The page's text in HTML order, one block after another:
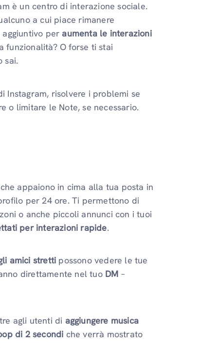
è un centro di interazione sociale.
a cui piace rimanere
per aumenta le interazioni
funzionalità? O forse ti stai
sai.
Instagram, risolvere i problemi se
o limitare le Note, se necessario.
che appaiono in cima alla tua posta in
per 24 ore. Ti permettono di
o anche piccoli annunci con i tuoi
per interazioni rapide.
amici stretti possono vedere le tue
direttamente nel tuo DM –
agli utenti di aggiungere musica
di 2 secondi che verrà mostrato